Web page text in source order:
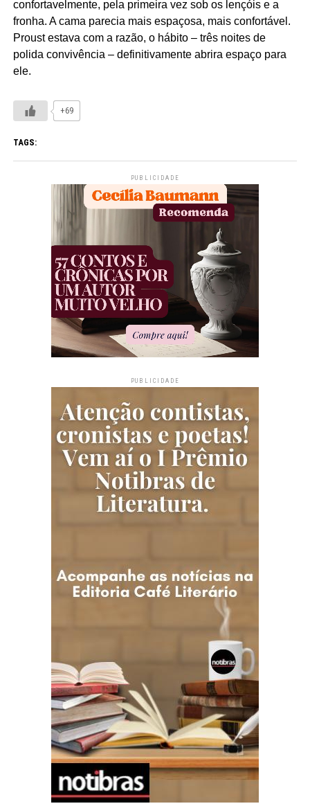
confortavelmente, pela primeira vez sob os lençóis e a
fronha. A cama parecia mais espaçosa, mais confortável.
Proust estava com a razão, o hábito – três noites de
polida convivência – definitivamente abrira espaço para
ele.
+69
TAGS:
PUBLICIDADE
PUBLICIDADE